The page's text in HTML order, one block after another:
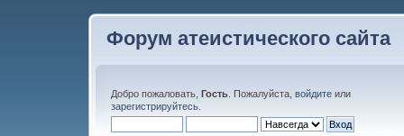
Форум атеистического сайта
Добро пожаловать, Гость . Пожалуйста, войдите или
зарегистрируйтесь